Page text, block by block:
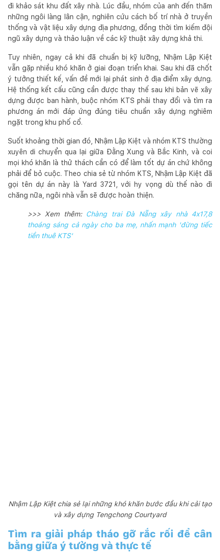
đi khảo sát khu đất xây nhà. Lúc đầu, nhóm của anh đến thăm
những ngôi làng lân cận, nghiên cứu cách bố trí nhà ở truyền
thống và vật liệu xây dựng địa phương, đồng thời tìm kiếm đội
ngũ xây dựng và thảo luận về các kỹ thuật xây dựng khả thi.
Tuy nhiên, ngay cả khi đã chuẩn bị kỹ lưỡng, Nhậm Lập Kiệt
vẫn gặp nhiều khó khăn ở giai đoạn triển khai. Sau khi đã chốt
ý tưởng thiết kế, vấn đề mới lại phát sinh ở địa điểm xây dựng.
Hệ thống kết cấu cũng cần được thay thế sau khi bản vẽ xây
dựng được ban hành, buộc nhóm KTS phải thay đổi và tìm ra
phương án mới đáp ứng đúng tiêu chuẩn xây dựng nghiêm
ngặt trong khu phố cổ.
Suốt khoảng thời gian đó, Nhậm Lập Kiệt và nhóm KTS thường
xuyên di chuyển qua lại giữa Đằng Xung và Bắc Kinh, và coi
mọi khó khăn là thử thách cần có để làm tốt dự án chứ không
phải để bỏ cuộc. Theo chia sẻ từ nhóm KTS, Nhậm Lập Kiệt đã
gọi tên dự án này là Yard 3721, với hy vọng dù thế nào đi
chăng nữa, ngôi nhà vẫn sẽ được hoàn thiện.
>>> Xem thêm: Chàng trai Đà Nẵng xây nhà 4x17,8
thoáng sáng cả ngày cho ba mẹ, nhấn mạnh 'đừng tiếc
tiền thuê KTS'
Nhậm Lập Kiệt chia sẻ lại những khó khăn bước đầu khi cải tạo
và xây dựng Tengchong Courtyard
Tìm ra giải pháp tháo gỡ rắc rối để cân
bằng giữa ý tưởng và thực tế